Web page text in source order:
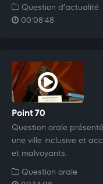
Question d’actualité
00:08:48
Point 70
Question orale
une ville inclusive et
et malvoyants.
Question orale